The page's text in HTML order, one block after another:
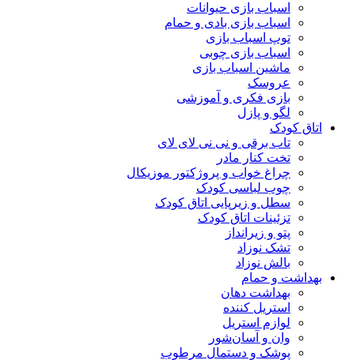
اسباب بازی حیوانات
اسباب بازی بادی و حمام
توپ اسباب بازی
اسباب بازی چوبی
ماشین اسباب بازی
عروسک
بازی فکری و آموزشی
لگو و پازل
اتاق کودک
تاب برقی و نی نی لای لای
تخت کنار مادر
چراغ خواب و پروژکتور موزیکال
چوب لباسی کودک
سطل و زیرپایی اتاق کودک
تزئینات اتاق کودک
پتو و زیرانداز
تشک نوزاد
بالش نوزاد
بهداشت و حمام
بهداشت دهان
استریل کننده
لوازم استریل
وان و آسان‌شور
پوشک و دستمال مرطوب